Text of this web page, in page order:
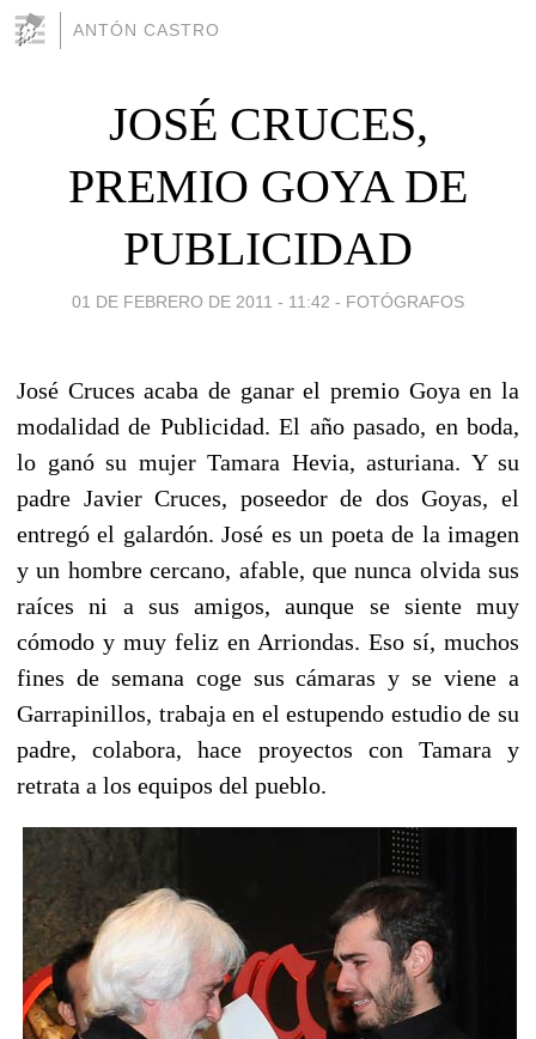
ANTÓN CASTRO
JOSÉ CRUCES,
PREMIO GOYA DE
PUBLICIDAD
01 DE FEBRERO DE 2011 - 11:42 - FOTÓGRAFOS
José Cruces acaba de ganar el premio Goya en la
modalidad de Publicidad. El año pasado, en boda,
lo ganó su mujer Tamara Hevia, asturiana. Y su
padre Javier Cruces, poseedor de dos Goyas, el
entregó el galardón. José es un poeta de la imagen
y un hombre cercano, afable, que nunca olvida sus
raíces ni a sus amigos, aunque se siente muy
cómodo y muy feliz en Arriondas. Eso sí, muchos
fines de semana coge sus cámaras y se viene a
Garrapinillos, trabaja en el estupendo estudio de su
padre, colabora, hace proyectos con Tamara y
retrata a los equipos del pueblo.